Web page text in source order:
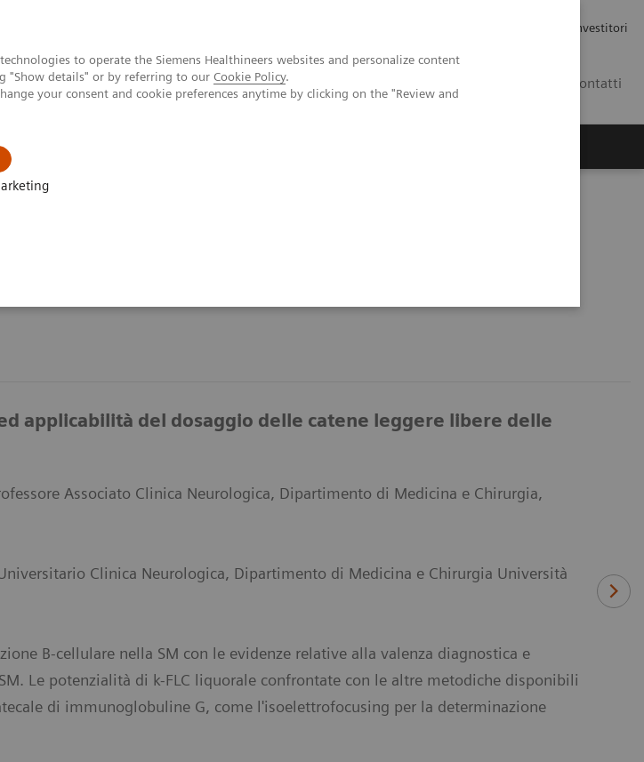
to operate the Siemens Healthineers websites and personalize content
"Show details" or by referring to our Cookie Policy.
your consent and cookie preferences anytime by clicking on the "Review and
Relazioni con gli investitori
Contatti
applicabilità del dosaggio delle catene leggere libere delle
Associato Clinica Neurologica, Dipartimento di Medicina e Chirurgia,
Clinica Neurologica, Dipartimento di Medicina e Chirurgia Università
B-cellulare nella SM con le evidenze relative alla valenza diagnostica e
Le potenzialità di k-FLC liquorale confrontate con le altre metodiche disponibili
di immunoglobuline G, come l'isoelettrofocusing per la determinazione